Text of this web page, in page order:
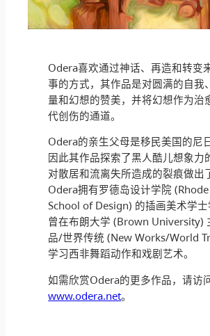
Odera喜欢通过神话、再造和转变
事的方式，其作品是对圆满的自我
量和幻想的赞美，并将幻想作为治
代创伤的通道。
Odera的亲生父母是移民美国的尼
因此其作品探索了黑人酷儿想象力
对散居和流离失所造成的裂痕做出
Odera拥有罗德岛设计学院
School of Design) 的插画美术学
曾在布朗大学 (Brown University)
品/世界传统 (New Works/World
学习西非舞蹈动作和戏剧艺术。
如需欣赏Odera的更多作品，请访
www.odera.net。